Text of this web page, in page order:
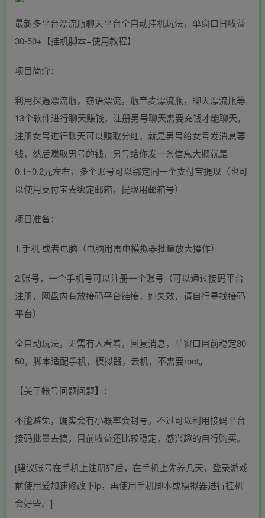
最新多平台漂流瓶聊天平台全自动挂机玩法，单窗口日收益
30-50+【挂机脚本+使用教程】
项目简介：
利用探遇漂流瓶，窃语漂流，瓶音麦漂流瓶，聊天漂流瓶等
13个软件进行聊天赚钱，注册男号聊天需要充钱才能聊天，
注册女号进行聊天可以赚取分红，就是男号给女号发消息要
钱，然后赚取男号的钱，男号给你发一条信息大概就是
0.1~0.2元左右，多个账号可以绑定同一个支付宝提现（也可
以使用支付宝去绑定邮箱，提现用邮箱号）
项目准备：
1.手机 或者电脑（电脑用雷电模拟器批量放大操作）
2.账号，一个手机号可以注册一个账号（可以通过接码平台
注册，网盘内有放接码平台链接，如失效，请自行寻找接码
平台）
全自动玩法，无需有人看着，回复消息，单窗口目前稳定30-
50，脚本适配手机，模拟器，云机，不需要root。
【关于帐号问题问题】：
不能避免，确实会有小概率会封号，不过可以利用接码平台
接码批量去搞，目前收益还比较稳定，感兴趣的自行购买。
[建议账号在手机上注册好后，在手机上先养几天，登录游戏
前使用爱加速修改下ip，再使用手机脚本或模拟器进行挂机
会好些。]